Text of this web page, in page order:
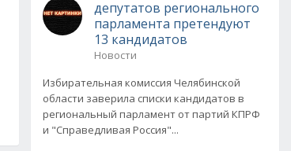
депутатов регионального
парламента претендуют
13 кандидатов
Новости
Избирательная комиссия Челябинской
области заверила списки кандидатов в
региональный парламент от партий КПРФ
и "Справедливая Россия"...